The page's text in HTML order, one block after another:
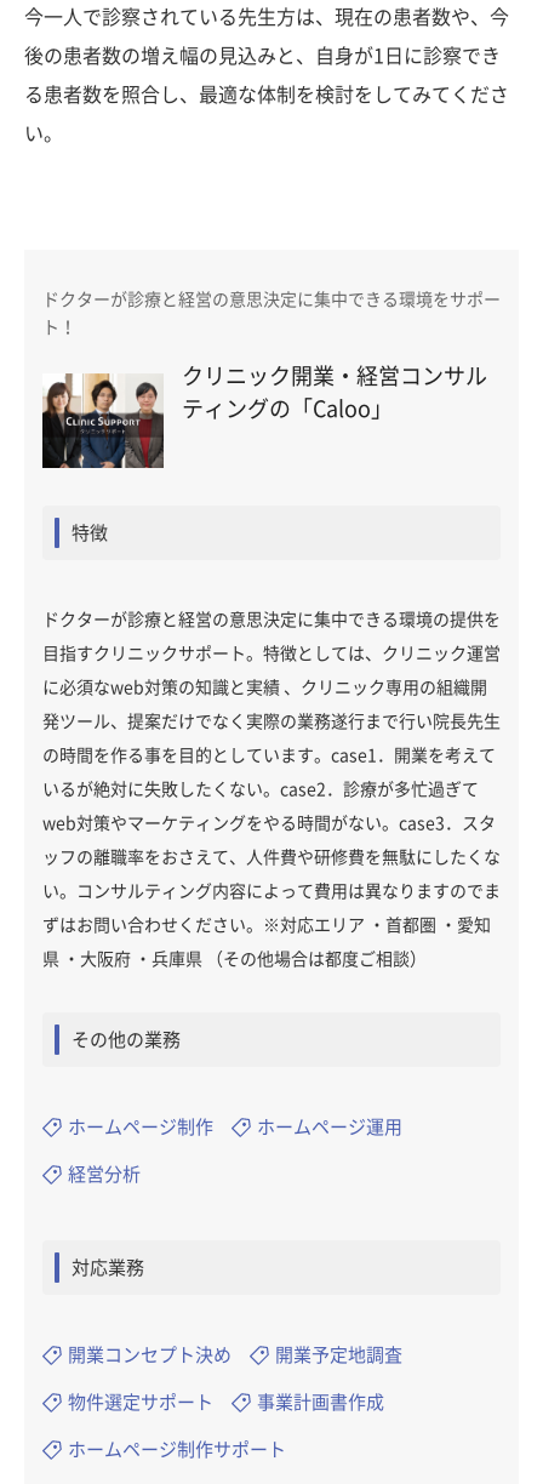
今一人で診察されている先生方は、現在の患者数や、今
後の患者数の増え幅の見込みと、自身が1日に診察でき
る患者数を照合し、最適な体制を検討をしてみてくださ
い。
ドクターが診療と経営の意思決定に集中できる環境をサポー
ト！
クリニック開業・経営コンサル
ティングの「Caloo」
特徴
ドクターが診療と経営の意思決定に集中できる環境の提供を
目指すクリニックサポート。特徴としては、クリニック運営
に必須なweb対策の知識と実績 、クリニック専用の組織開
発ツール、提案だけでなく実際の業務遂行まで行い院長先生
の時間を作る事を目的としています。case1．開業を考えて
いるが絶対に失敗したくない。case2．診療が多忙過ぎて
web対策やマーケティングをやる時間がない。case3．スタ
ッフの離職率をおさえて、人件費や研修費を無駄にしたくな
い。コンサルティング内容によって費用は異なりますのでま
ずはお問い合わせください。※対応エリア ・首都圏 ・愛知
県 ・大阪府 ・兵庫県 （その他場合は都度ご相談）
その他の業務
ホームページ制作 ホームページ運用
経営分析
対応業務
開業コンセプト決め 開業予定地調査
物件選定サポート 事業計画書作成
ホームページ制作サポート